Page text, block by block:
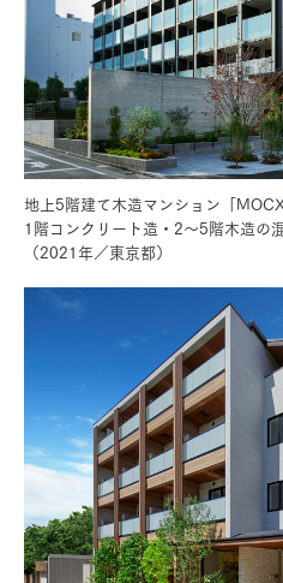
地上5階建て⽊造マンション「
1階コンクリート造・2〜5階⽊造の
（2021年／東京都）